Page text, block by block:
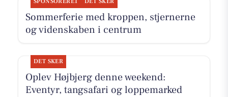
Sommerferie med kroppen, stjernerne
og videnskaben i centrum
DET SKER
Oplev Højbjerg denne weekend:
Eventyr, tangsafari og loppemarked